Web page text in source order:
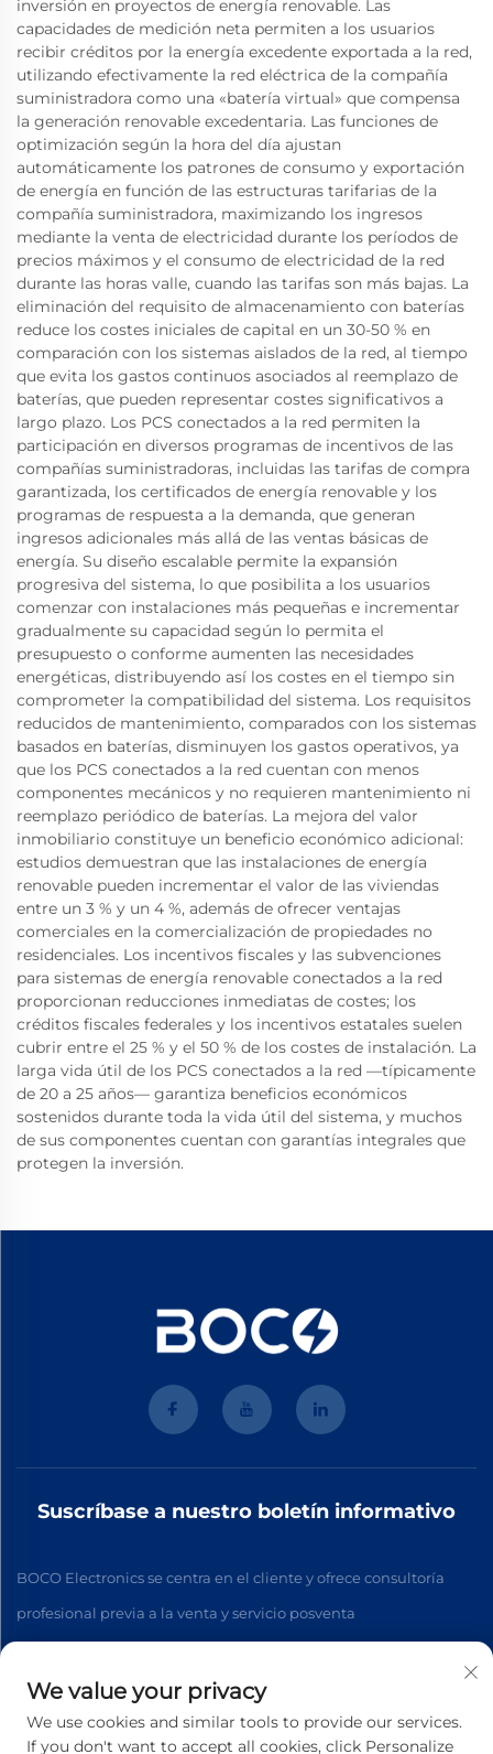
inversión en proyectos de energía renovable. Las
capacidades de medición neta permiten a los usuarios
recibir créditos por la energía excedente exportada a la red,
utilizando efectivamente la red eléctrica de la compañía
suministradora como una «batería virtual» que compensa
la generación renovable excedentaria. Las funciones de
optimización según la hora del día ajustan
automáticamente los patrones de consumo y exportación
de energía en función de las estructuras tarifarias de la
compañía suministradora, maximizando los ingresos
mediante la venta de electricidad durante los períodos de
precios máximos y el consumo de electricidad de la red
durante las horas valle, cuando las tarifas son más bajas. La
eliminación del requisito de almacenamiento con baterías
reduce los costes iniciales de capital en un 30-50 % en
comparación con los sistemas aislados de la red, al tiempo
que evita los gastos continuos asociados al reemplazo de
baterías, que pueden representar costes significativos a
largo plazo. Los PCS conectados a la red permiten la
participación en diversos programas de incentivos de las
compañías suministradoras, incluidas las tarifas de compra
garantizada, los certificados de energía renovable y los
programas de respuesta a la demanda, que generan
ingresos adicionales más allá de las ventas básicas de
energía. Su diseño escalable permite la expansión
progresiva del sistema, lo que posibilita a los usuarios
comenzar con instalaciones más pequeñas e incrementar
gradualmente su capacidad según lo permita el
presupuesto o conforme aumenten las necesidades
energéticas, distribuyendo así los costes en el tiempo sin
comprometer la compatibilidad del sistema. Los requisitos
reducidos de mantenimiento, comparados con los sistemas
basados en baterías, disminuyen los gastos operativos, ya
que los PCS conectados a la red cuentan con menos
componentes mecánicos y no requieren mantenimiento ni
reemplazo periódico de baterías. La mejora del valor
inmobiliario constituye un beneficio económico adicional:
estudios demuestran que las instalaciones de energía
renovable pueden incrementar el valor de las viviendas
entre un 3 % y un 4 %, además de ofrecer ventajas
comerciales en la comercialización de propiedades no
residenciales. Los incentivos fiscales y las subvenciones
para sistemas de energía renovable conectados a la red
proporcionan reducciones inmediatas de costes; los
créditos fiscales federales y los incentivos estatales suelen
cubrir entre el 25 % y el 50 % de los costes de instalación. La
larga vida útil de los PCS conectados a la red —típicamente
de 20 a 25 años— garantiza beneficios económicos
sostenidos durante toda la vida útil del sistema, y muchos
de sus componentes cuentan con garantías integrales que
protegen la inversión.
Suscríbase a nuestro boletín informativo
BOCO Electronics se centra en el cliente y ofrece consultoría
profesional previa a la venta y servicio posventa
We value your privacy
We use cookies and similar tools to provide our services.
If you don't want to accept all cookies, click Personalize